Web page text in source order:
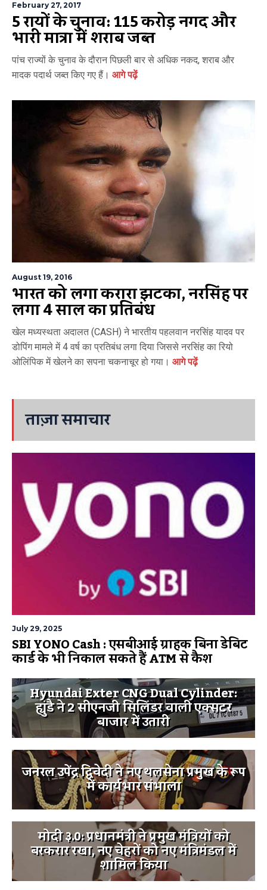
February 27, 2017
5 राज्यों के चुनाव: 115 करोड़ नगद और
भारी मात्रा में शराब जब्त
पांच राज्यों के चुनाव के दौरान पिछली बार से अधिक नकद, शराब और
मादक पदार्थ जब्त किए गए हैं। आगे पढ़ें
August 19, 2016
भारत को लगा करारा झटका, नरसिंह पर
लगा 4 साल का प्रतिबंध
खेल मध्यस्थता अदालत (CASH) ने भारतीय पहलवान नरसिंह यादव पर
डोपिंग मामले में 4 वर्ष का प्रतिबंध लगा दिया जिससे नरसिंह का रियो
ओलिंपिक में खेलने का सपना चकनाचूर हो गया। आगे पढ़ें
ताज़ा समाचार
July 29, 2025
SBI YONO Cash : एसबीआई ग्राहक बिना डेबिट
कार्ड के भी निकाल सकते हैं ATM से कैश
Hyundai Exter CNG Dual Cylinder:
ह्युंडै ने 2 सीएनजी सिलिंडर वाली एक्सटर
बाजार में उतारी
जनरल उपेंद्र द्विवेदी ने नए थलसेना प्रमुख के रूप
में कार्यभार संभाला
मोदी ३.0: प्रधानमंत्री ने प्रमुख मंत्रियों को
बरकरार रखा, नए चेहरों को नए मंत्रिमंडल में
शामिल किया